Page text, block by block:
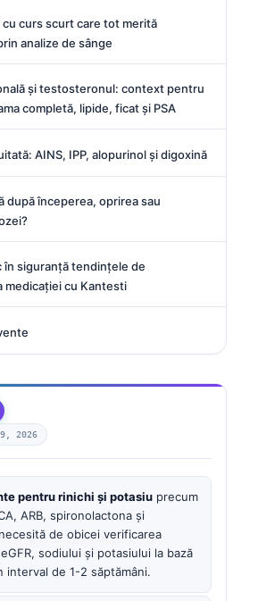
curs scurt care tot merită
analize de sânge
și testosteronul: context pentru
completă, lipide, ficat și PSA
AINS, IPP, alopurinol și digoxină
după începerea, oprirea sau
în siguranță tendințele de
medicației cu Kantesti
2026
pentru rinichi și potasiu precum
ARB, spironolactona și
de obicei verificarea
sodiului și potasiului la bază
interval de 1-2 săptămâni.